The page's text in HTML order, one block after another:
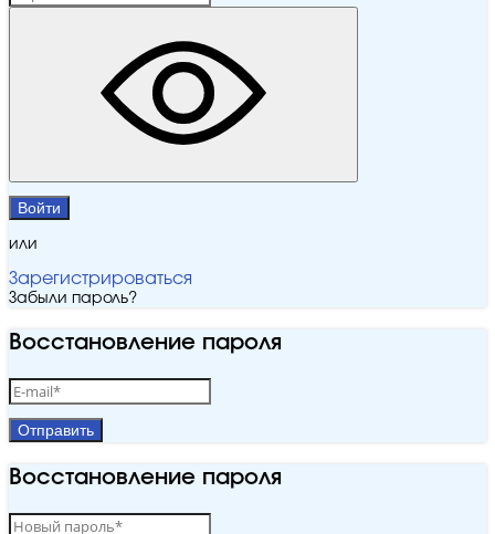
Войти
или
Зарегистрироваться
Забыли пароль?
Восстановление пароля
Отправить
Восстановление пароля